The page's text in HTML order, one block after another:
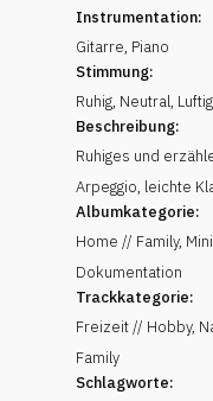
Instrumentation:
Gitarre, Piano
Stimmung:
Ruhig, Neutral, Luftig
Beschreibung:
Ruhiges und
Arpeggio, leichte
Albumkategorie:
Home // Family,
Dokumentation
Trackkategorie:
Freizeit // Hobby,
Family
Schlagworte: